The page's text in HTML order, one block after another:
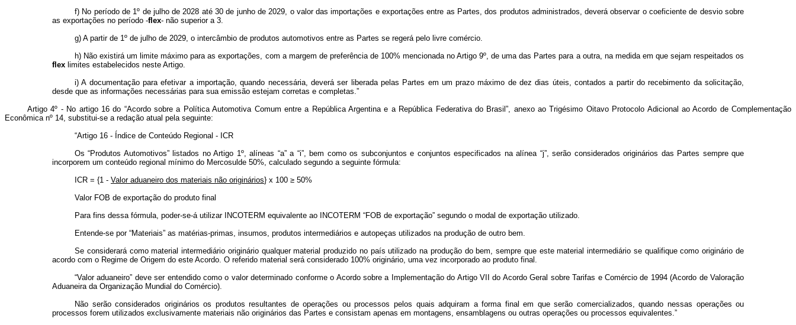
f) No período de 1º de julho de 2028 até 30 de junho de 2029, o valor das importações e exportações entre as Partes, dos produtos administrados, deverá observar o coeficiente de desvio sobre
as exportações no período -flex- não superior a 3.
g) A partir de 1º de julho de 2029, o intercâmbio de produtos automotivos entre as Partes se regerá pelo livre comércio.
h) Não existirá um limite máximo para as exportações, com a margem de preferência de 100% mencionada no Artigo 9º, de uma das Partes para a outra, na medida em que sejam respeitados os
flex limites estabelecidos neste Artigo.
i) A documentação para efetivar a importação, quando necessária, deverá ser liberada pelas Partes em um prazo máximo de dez dias úteis, contados a partir do recebimento da solicitação,
desde que as informações necessárias para sua emissão estejam corretas e completas.”
Artigo 4º - No artigo 16 do “Acordo sobre a Política Automotiva Comum entre a República Argentina e a República Federativa do Brasil”, anexo ao Trigésimo Oitavo Protocolo Adicional ao Acordo de Complementação
Econômica nº 14, substitui-se a redação atual pela seguinte:
“Artigo 16 - Índice de Conteúdo Regional - ICR
Os “Produtos Automotivos” listados no Artigo 1º, alíneas “a” a “i”, bem como os subconjuntos e conjuntos especificados na alínea “j”, serão considerados originários das Partes sempre que
incorporem um conteúdo regional mínimo do Mercosulde 50%, calculado segundo a seguinte fórmula:
ICR = {1 - Valor aduaneiro dos materiais não originários} x 100 ≥ 50%
Valor FOB de exportação do produto final
Para fins dessa fórmula, poder-se-á utilizar INCOTERM equivalente ao INCOTERM “FOB de exportação” segundo o modal de exportação utilizado.
Entende-se por “Materiais” as matérias-primas, insumos, produtos intermediários e autopeças utilizados na produção de outro bem.
Se considerará como material intermediário originário qualquer material produzido no país utilizado na produção do bem, sempre que este material intermediário se qualifique como originário de
acordo com o Regime de Origem do este Acordo. O referido material será considerado 100% originário, uma vez incorporado ao produto final.
“Valor aduaneiro” deve ser entendido como o valor determinado conforme o Acordo sobre a Implementação do Artigo VII do Acordo Geral sobre Tarifas e Comércio de 1994 (Acordo de Valoração
Aduaneira da Organização Mundial do Comércio).
Não serãoconsiderados origináriosos produtos resultantes deoperações ou processos pelos quaisadquiram aforma final em que serão comercializados, quando nessas operações ou
processos forem utilizados exclusivamente materiais não originários das Partes e consistam apenas em montagens, ensamblagens ou outras operações ou processos equivalentes.”